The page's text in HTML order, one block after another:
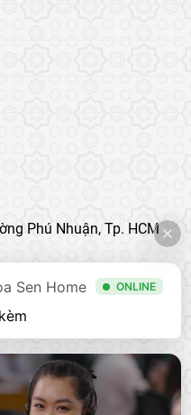
Phú Nhuận, Tp. HCM
để nhận bản cập nhật &
Sen Home ONLINE